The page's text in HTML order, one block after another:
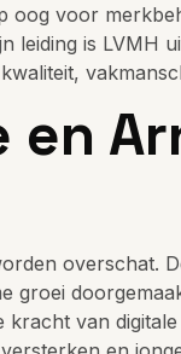
oog voor
leiding is LVMH
en
overschat.
groei
van